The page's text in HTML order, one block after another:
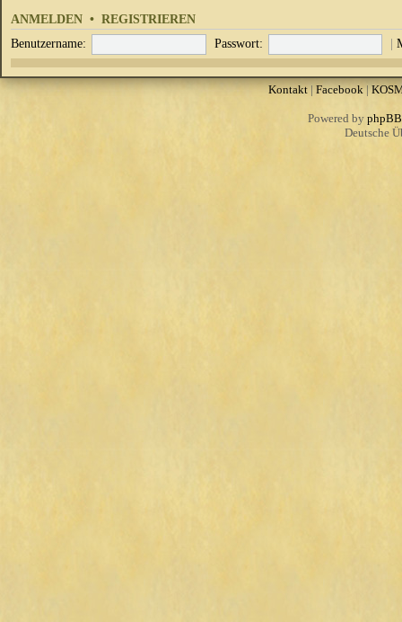
ANMELDEN • REGISTRIEREN
Benutzername: Passwort: |
Kontakt| Facebook|
Powered by phpBB
Deutsche